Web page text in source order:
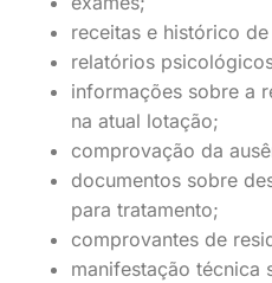
receitas e histórico
relatórios
informações sobre a
na atual lotação;
comprovação da
documentos sobre
para tratamento;
comprovantes de
manifestação técnica